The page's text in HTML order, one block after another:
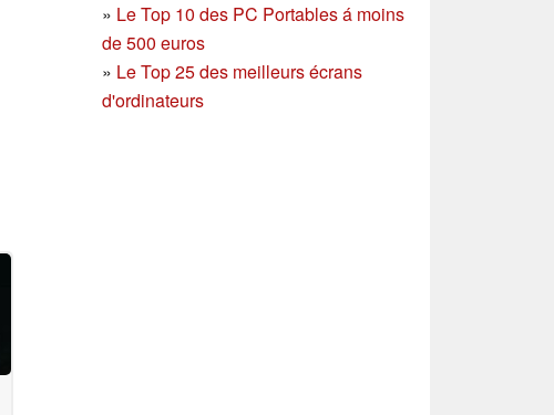
» Le Top 10 des PC Portables á moins
de 500 euros
» Le Top 25 des meilleurs écrans
d'ordinateurs